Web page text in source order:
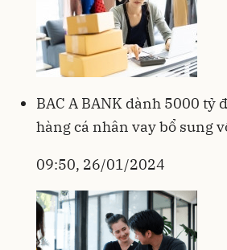
BAC A BANK dành 5000 tỷ
hàng cá nhân vay bổ sung
09:50, 26/01/2024